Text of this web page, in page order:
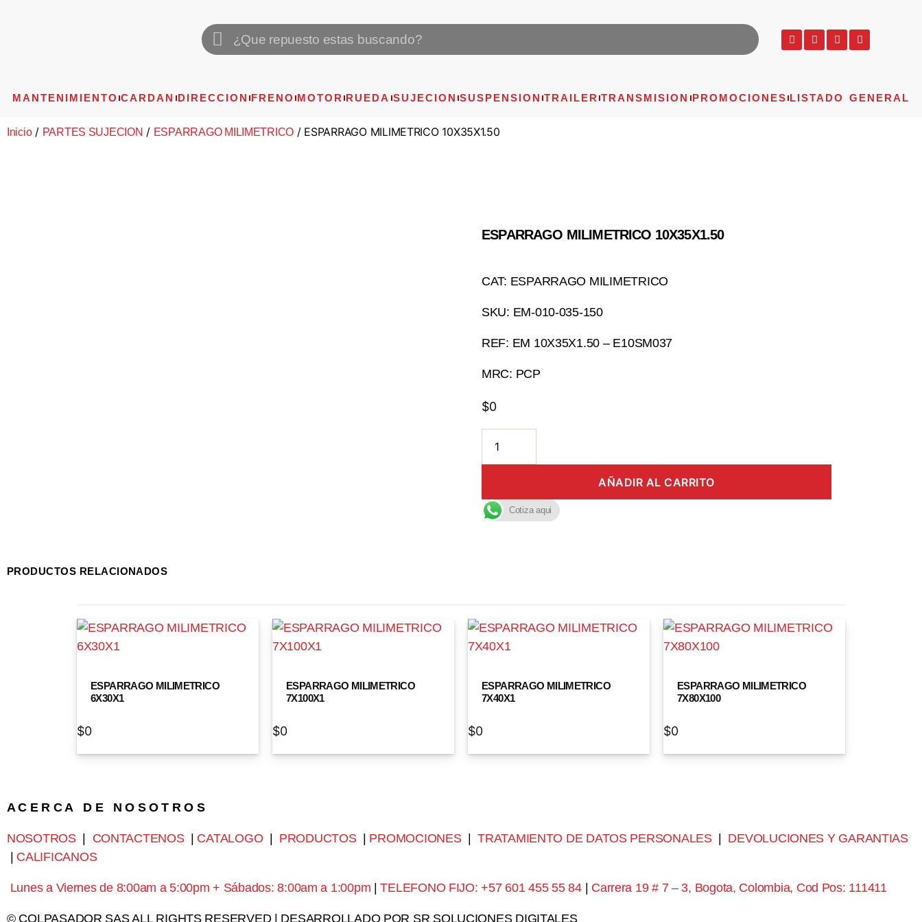
MANTENIMIENTO CARDAN DIRECCION FRENO MOTOR RUEDA SUJECION SUSPENSION TRAILER TRANSMISION PROMOCIONES LISTADO GENERAL
Inicio/ PARTES SUJECION / ESPARRAGO MILIMETRICO / ESPARRAGO MILIMETRICO 10X35X1.50
ESPARRAGO MILIMETRICO 10X35X1.50
CAT: ESPARRAGO MILIMETRICO
SKU: EM-010-035-150
REF: EM 10X35X1.50 – E10SM037
MRC: PCP
$0
AÑADIR AL CARRITO
Cotiza aqui
PRODUCTOS RELACIONADOS
ESPARRAGO MILIMETRICO
6X30X1
$0
ESPARRAGO MILIMETRICO
7X100X1
$0
ESPARRAGO MILIMETRICO
7X40X1
$0
ESPARRAGO MILIMETRICO
7X80X100
$0
A C E R C A D E N O S O T R O S
NOSOTROS| CONTACTENOS| CATALOGO PRODUCTOS| PROMOCIONES|TRATAMIENTO DE DATOS PERSONALES| DEVOLUCIONES Y GARANTIAS
CALIFICANOS
Lunes a Viernes de 8:00am a 5:00pm + Sábados: 8:00am a 1:00pm |TELEFONO FIJO: +57 601 455 55 84| Carrera 19 # 7 – 3, Bogota, Colombia, Cod Pos: 111411
© COLPASADOR SAS ALL RIGHTS RESERVED | DESARROLLADO POR SR SOLUCIONES DIGITALES